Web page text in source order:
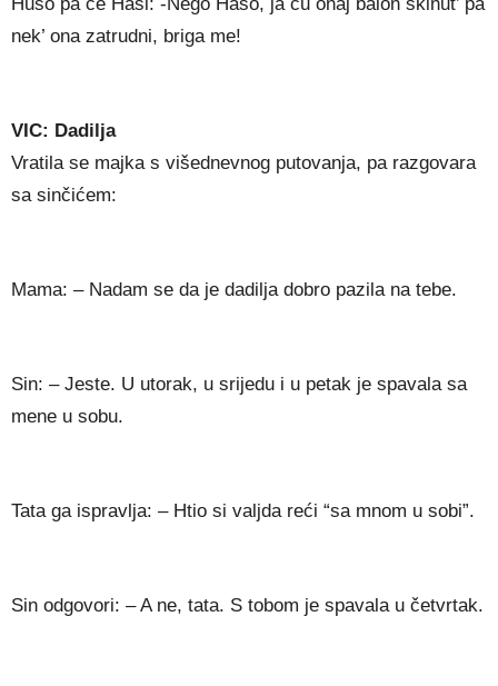
Huso pa ce Hasi: -Nego Haso, ja cu onaj balon skinut’ pa
nek’ ona zatrudni, briga me!
VIC: Dadilja
Vratila se majka s višednevnog putovanja, pa razgovara
sa sinčićem:
Mama: – Nadam se da je dadilja dobro pazila na tebe.
Sin: – Jeste. U utorak, u srijedu i u petak je spavala sa
mene u sobu.
Tata ga ispravlja: – Htio si valjda reći “sa mnom u sobi”.
Sin odgovori: – A ne, tata. S tobom je spavala u četvrtak.